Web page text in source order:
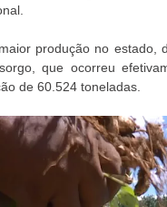
produção no
que ocorreu
de 60.524 toneladas.